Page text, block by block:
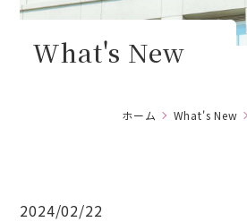
ホーム
What's New
ホーム What's New
2024/02/22